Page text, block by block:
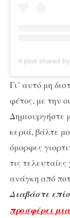
Γι’ αυτό μη
φέτος, με την
Δημιουργήστε
κεριά, βάλτε
όμορφες
τις
ανάγκη από
Διαβάστε
προσφέρει